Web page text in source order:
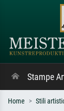
Stampe
Home Stili